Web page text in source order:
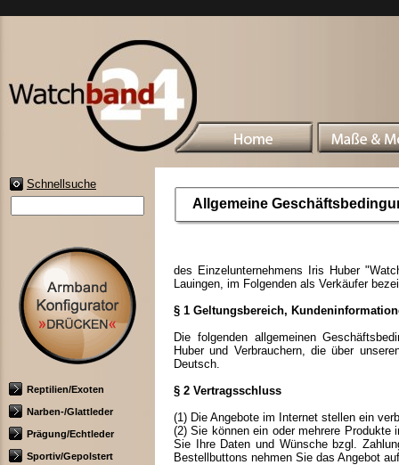
Schnellsuche
Reptilien/Exoten
Narben-/Glattleder
Prägung/Echtleder
Sportiv/Gepolstert
Allgemeine
des Einzelunternehmens Iris Huber
Lauingen, im Folgenden als Verkäufer
§ 1 Geltungsbereich,
Die folgenden allgemeinen
Huber und Verbrauchern, die über
Deutsch.
§ 2 Vertragsschluss
(1) Die Angebote im Internet stellen ein
(2) Sie können ein oder mehrere
Sie Ihre Daten und Wünsche bzgl.
Bestellbuttons nehmen Sie das Angebot